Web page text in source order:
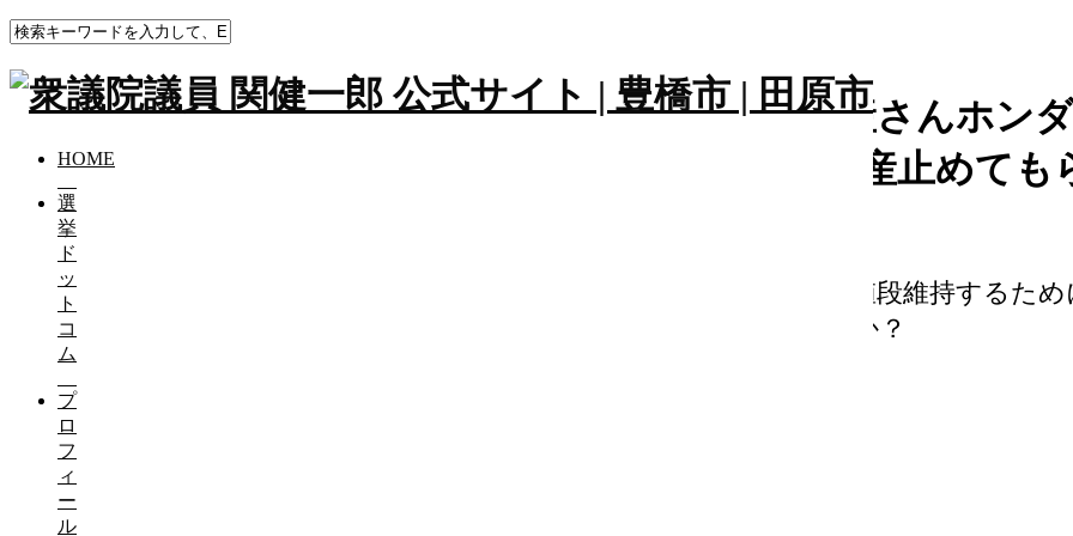
HOME
選
挙
ド
ッ
ト
コ
ム
プ
ロ
フ
ィ
ー
ル
HOME
車の値段が下がったら政府が「トヨタさん日産さんホン
に、一つの工場当たり●億円払いますんで、生産止めて
ら皆さんどう感じますか？
車の値段が下がったら政府が「トヨタさん日産さんホンダさん、車の値段維持するた
で、生産止めてもらえますか？」って言ってたら皆さんどう感じますか？
「米」という字は「八十八」の手間という意味とならいました。
今は機械がすごいです。日本のコメに市場原理は働きません。
フードバンクでコメを調達する世帯が増え、
育ち盛りの子どもがコメをほおばる姿に複雑な思いを抱いてしまう親が増えている国で、